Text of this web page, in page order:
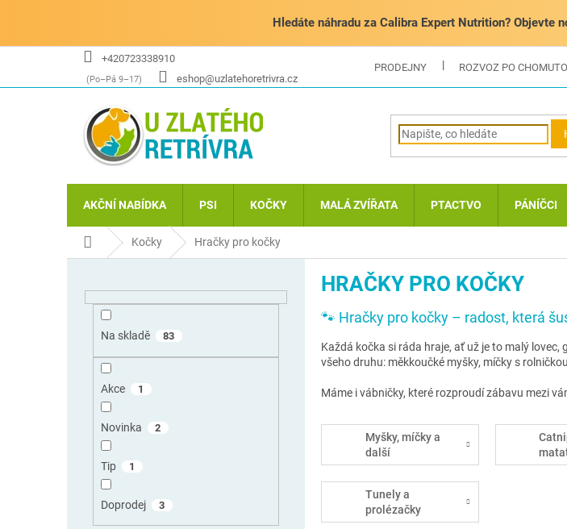
Hledáte náhradu za Calibra Expert Nutrition? Objevte
+420723338910
eshop@uzlatehoretrivra.cz
PRODEJNY ROZVOZ PO
AKČNÍ NABÍDKA PSI KOČKY MALÁ ZVÍŘATA PTACTVO PÁNÍČCI
Domů Kočky Hračky pro kočky
Na skladě 83
Akce 1
Novinka 2
Tip 1
Doprodej 3
HRAČKY PRO KOČKY
🐾 Hračky pro kočky – radost, která
Každá kočka si ráda hraje, ať už je to malý
všeho druhu: měkkoučké myšky, míčky s
Máme i vábničky, které rozproudí zábavu mezi
Myšky, míčky a
další
Tunely a
prolézačky